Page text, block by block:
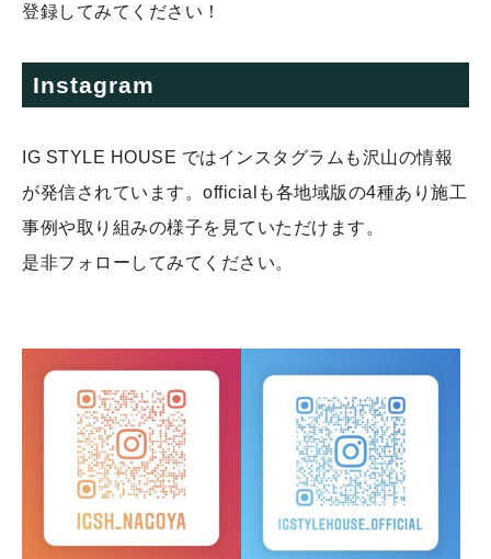
登録してみてください！
Instagram
IG STYLE HOUSE ではインスタグラムも沢山の情報
が発信されています。officialも各地域版の4種あり施工
事例や取り組みの様子を見ていただけます。
是非フォローしてみてください。